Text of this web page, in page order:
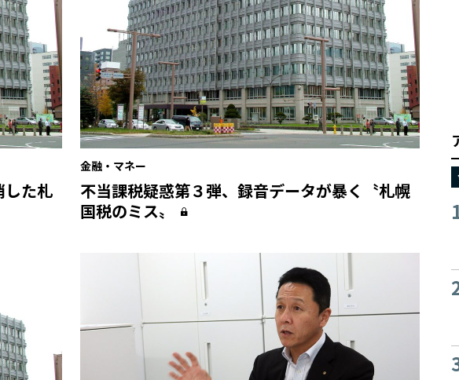
した札
金融・マネー
不当課税疑惑第３弾、録音データが暴く〝札幌
国税のミス〟